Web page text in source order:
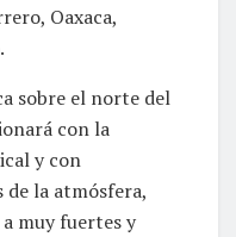
Oaxaca,
sobre el norte del
con la
y con
la atmósfera,
muy fuertes y